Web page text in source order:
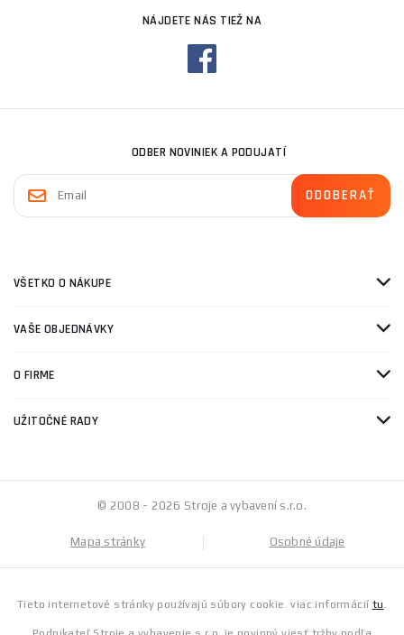
NÁJDETE NÁS TIEŽ NA
ODBER NOVINIEK A PODUJATÍ
VŠETKO O NÁKUPE
VAŠE OBJEDNÁVKY
O FIRME
UŽITOČNÉ RADY
© 2008 - 2026 Stroje a vybavení s.r.o.
Mapa stránky Osobné údaje
Tieto internetové stránky používajú súbory cookie. viac informácií tu .